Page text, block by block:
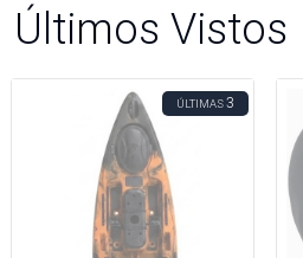
Últimos Vistos
ÚLTIMAS3